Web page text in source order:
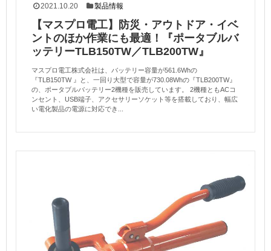
2021.10.20 製品情報
【マスプロ電工】防災・アウトドア・イベ
ントのほか作業にも最適！『ポータブルバ
ッテリーTLB150TW／TLB200TW』
マスプロ電工株式会社は、バッテリー容量が561.6Whの
『TLB150TW 』と、一回り大型で容量が730.08Whの『TLB200TW』
の、ポータブルバッテリー2機種を販売しています。 2機種ともACコ
ンセント、USB端子、アクセサリーソケット等を搭載しており、幅広
い電化製品の電源に対応でき...